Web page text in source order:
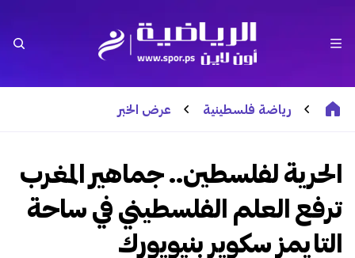
رياضة فلسطينية عرض الخبر
الحرية لفلسطين.. جماهير المغرب
ترفع العلم الفلسطيني في ساحة
التايمز سكوير بنيويورك